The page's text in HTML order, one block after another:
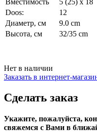
Doos:
12
Диаметр, см
9.0 cm
Высота, см
32/35 cm
Нет в наличии
Заказать в интернет-
Сделать заказ
Укажите, пожалуйста,
свяжемся с Вами в